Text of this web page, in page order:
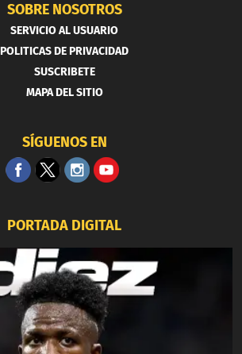
SOBRE NOSOTROS
SERVICIO AL USUARIO
POLITICAS DE PRIVACIDAD
SUSCRIBETE
MAPA DEL SITIO
SÍGUENOS EN
PORTADA DIGITAL